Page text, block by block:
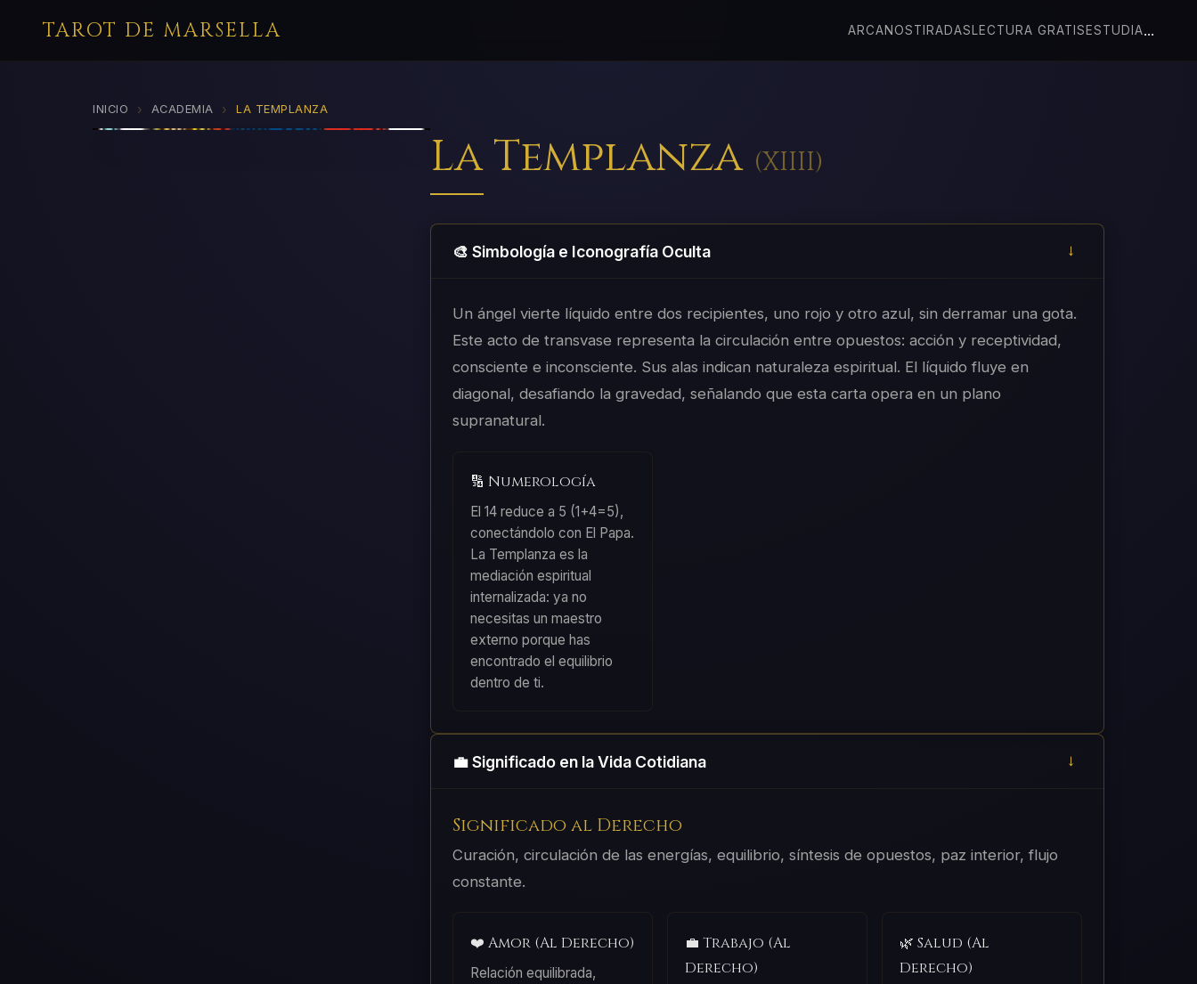
TAROT DE MARSELLA ARCANOSTIRADAS LECTURA GRATIS ESTUDIA...
INICIO › ACADEMIA › LA TEMPLANZA
La Templanza (XIIII)
🎨 Simbología e Iconografía Oculta
Un ángel vierte líquido entre dos recipientes, uno rojo y otro azul, sin derramar una gota.
Este acto de transvase representa la circulación entre opuestos: acción y receptividad,
consciente e inconsciente. Sus alas indican naturaleza espiritual. El líquido fluye en
diagonal, desafiando la gravedad, señalando que esta carta opera en un plano
supranatural.
🔢 Numerología
El 14 reduce a 5 (1+4=5),
conectándolo con El Papa.
La Templanza es la
mediación espiritual
internalizada: ya no
necesitas un maestro
externo porque has
encontrado el equilibrio
dentro de ti.
💼 Significado en la Vida Cotidiana
Significado al Derecho
Curación, circulación de las energías, equilibrio, síntesis de opuestos, paz interior, flujo
constante.
❤️ Amor (Al Derecho)
Relación equilibrada,
💼 Trabajo (Al
Derecho)
🌿 Salud (Al
Derecho)